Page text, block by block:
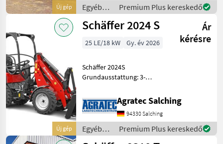
Új gép
Gelenkwelle und
automotiver Steuerung
Hochdru
Egyéb
mezőgazdasági
erőgépek
Schäffer
Premium Plus kereskedő
Új gép
Schäffer 2024 S
Ár
kérésre
25 LE/18 kW Gy. év 2026
Schäffer 2024S
Grundausstattung: 3-
Kubota D1105, 18, 5 kW (25
PS) Hydrostatischer
Allradantrieb mit
automotiver Steuerung
Bereifung 7.00-12 AS,
Agratec Salching
94330 Salching
Egyéb
mezőgazdasági
Premium Plus kereskedő